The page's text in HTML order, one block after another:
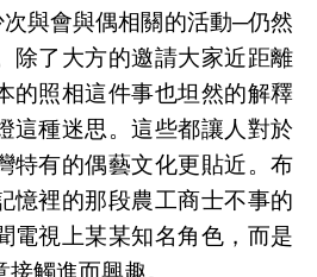
與會與偶相關的活動─仍然
除了大方的邀請大家近距離
的照相這件事也坦然的解釋
這種迷思。這些都讓人對於
特有的偶藝文化更貼近。布
憶裡的那段農工商士不事的
電視上某某知名角色，而是
觸進而興趣。